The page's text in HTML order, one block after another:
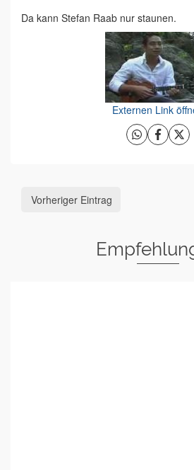
Da kann Stefan Raab nur staunen.
Externen Link
Vorheriger Eintrag